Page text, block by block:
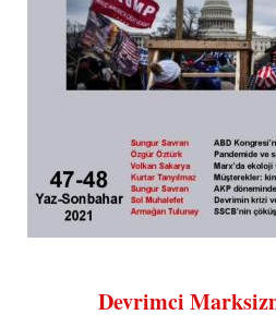
Devrimci